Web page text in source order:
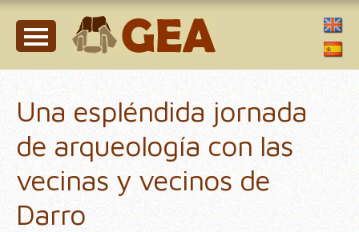
Una espléndida jornada
de arqueología con las
vecinas y vecinos de
Darro